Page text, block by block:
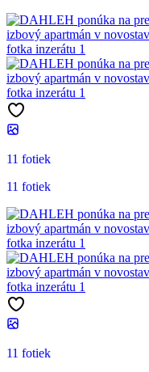
11 fotiek
11 fotiek
11 fotiek